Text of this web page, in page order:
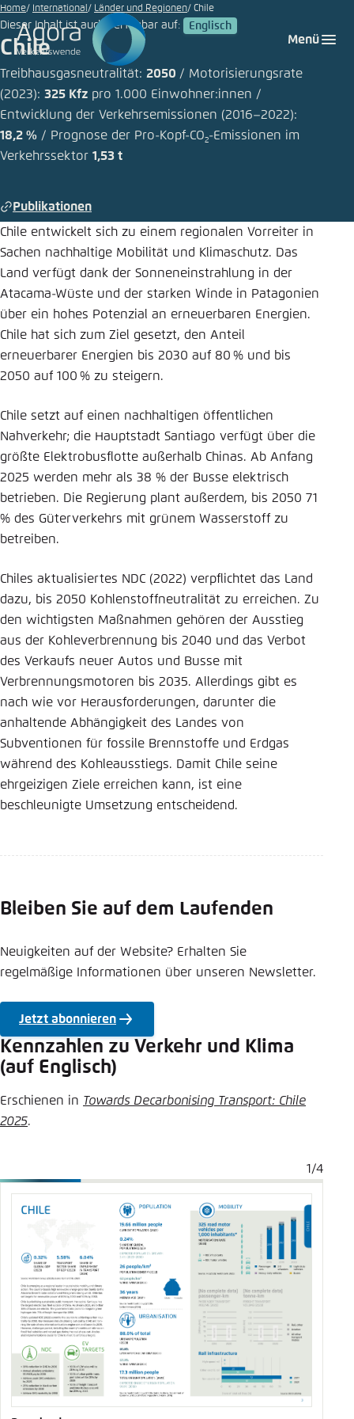
Zum
Hauptinhalt
gehen
Menü
Home International Länder und Regionen Chile
Dieser Inhalt ist auch verfügbar auf: Englisch
Chile
Treibhausgasneutralität: 2050 / Motorisierungsrate
(2023): 325 Kfz pro 1.000 Einwohner:innen /
Entwicklung der Verkehrsemissionen (2016–2022):
18,2 % / Prognose der Pro-Kopf-CO2-Emissionen im
Verkehrssektor 1,53 t
Publikationen
Chile entwickelt sich zu einem regionalen Vorreiter in
Sachen nachhaltige Mobilität und Klimaschutz. Das
Land verfügt dank der Sonneneinstrahlung in der
Atacama-Wüste und der starken Winde in Patagonien
über ein hohes Potenzial an erneuerbaren Energien.
Chile hat sich zum Ziel gesetzt, den Anteil
erneuerbarer Energien bis 2030 auf 80 % und bis
2050 auf 100 % zu steigern.
Chile setzt auf einen nachhaltigen öffentlichen
Nahverkehr; die Hauptstadt Santiago verfügt über die
größte Elektrobusflotte außerhalb Chinas. Ab Anfang
2025 werden mehr als 38 % der Busse elektrisch
betrieben. Die Regierung plant außerdem, bis 2050 71
% des Güterverkehrs mit grünem Wasserstoff zu
betreiben.
Chiles aktualisiertes NDC (2022) verpflichtet das Land
dazu, bis 2050 Kohlenstoffneutralität zu erreichen. Zu
den wichtigsten Maßnahmen gehören der Ausstieg
aus der Kohleverbrennung bis 2040 und das Verbot
des Verkaufs neuer Autos und Busse mit
Verbrennungsmotoren bis 2035. Allerdings gibt es
nach wie vor Herausforderungen, darunter die
anhaltende Abhängigkeit des Landes von
Subventionen für fossile Brennstoffe und Erdgas
während des Kohleausstiegs. Damit Chile seine
ehrgeizigen Ziele erreichen kann, ist eine
beschleunigte Umsetzung entscheidend.
Bleiben Sie auf dem Laufenden
Neuigkeiten auf der Website? Erhalten Sie
regelmäßige Informationen über unseren Newsletter.
Jetzt abonnieren
Kennzahlen zu Verkehr und Klima
(auf Englisch)
Erschienen in Towards Decarbonising Transport: Chile
2025.
1/4
Login
Melden Sie sich an um ..., ... und ... zu verwalten.
Benutzername*
Passwort*
Noch kein Benutzerkonto?
Abbrechen
Sprache auswählen
Deutsch
Englisch
Agora Think Tanks
Erscheinungsbild der Webseite
Diese Webseite passt ihr Farbschema basierend
auf Ihren Einstellungen an. Wählen Sie aus,
welches Farbschema Sie für diese Webseite
verwenden möchten.
Close
Dunkel
Automatisch
Einstellung für diese Webseite im Browser